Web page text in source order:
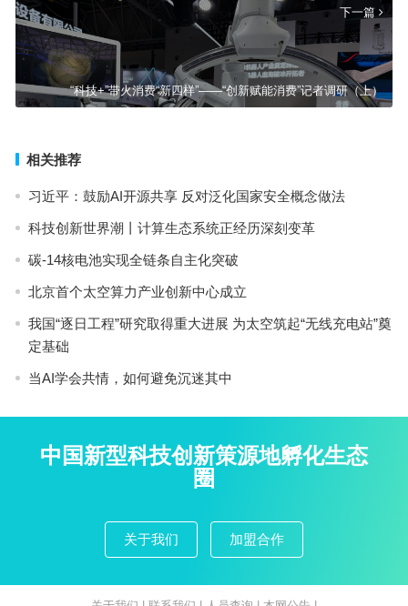
下一篇
“科技+”带火消费“新四样”——“创新赋能消费”记者调研（上）
相关推荐
习近平：鼓励AI开源共享 反对泛化国家安全概念做法
科技创新世界潮丨计算生态系统正经历深刻变革
碳-14核电池实现全链条自主化突破
北京首个太空算力产业创新中心成立
我国“逐日工程”研究取得重大进展 为太空筑起“无线充电站”奠
定基础
当AI学会共情，如何避免沉迷其中
中国新型科技创新策源地孵化生态
圈
关于我们 加盟合作